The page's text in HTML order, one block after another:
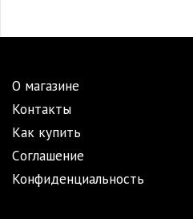
О магазине
Контакты
Как купить
Cоглашение
Конфиденциальность